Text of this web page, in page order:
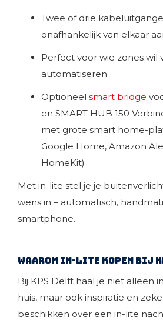
Twee of drie
onafhankelijk van elkaar
Perfect voor wie zones wil
automatiseren
Optioneel smart bridge
en SMART HUB 150
met grote smart home-
Google Home, Amazon
HomeKit)
Met in-lite stel je je
wens in – automatisch,
smartphone.
Waarom in-lite kopen bij
Bij KPS Delft haal je niet alleen
huis, maar ook inspiratie en
beschikken over een in-lite